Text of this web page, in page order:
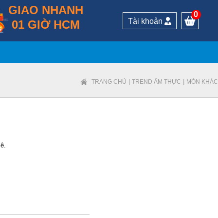
GIAO NHANH
01 GIỜ HCM
Tài khoản
0
TRANG CHỦ TREND ẨM THỰC MÓN KHÁC